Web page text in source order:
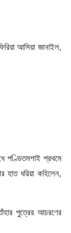
আসিয়া জানাইল,
পণ্ডিতমশাই প্রথমে
হাত ধরিয়া কহিলেন,
পুত্রের আচরণের